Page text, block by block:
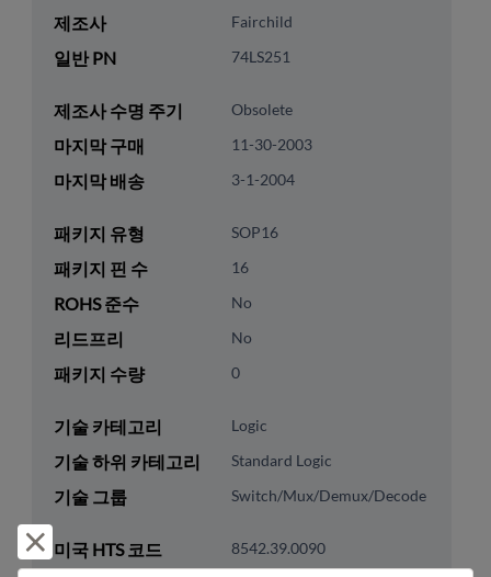
제조사 Fairchild
일반 PN 74LS251
제조사 수명 주기 Obsolete
마지막 구매 11-30-2003
마지막 배송 3-1-2004
패키지 유형 SOP16
패키지 핀 수 16
ROHS 준수 No
리드프리 No
패키지 수량 0
기술 카테고리 Logic
기술 하위 카테고리 Standard Logic
기술 그룹 Switch/Mux/Demux/Decode
미국 HTS 코드 8542.39.0090
거부 및 닫기